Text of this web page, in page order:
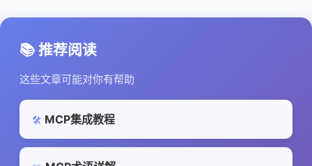
📚 推荐阅读
这些文章可能对你有帮助
🛠️ MCP集成教程